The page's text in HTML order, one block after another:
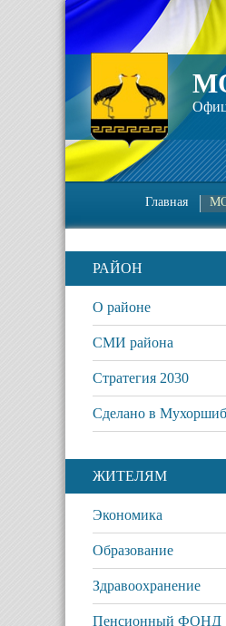
Главная
РАЙОН
О районе
СМИ района
Стратегия 2030
Сделано в
ЖИТЕЛЯМ
Экономика
Образование
Здравоохранение
Пенсионный ФОНД